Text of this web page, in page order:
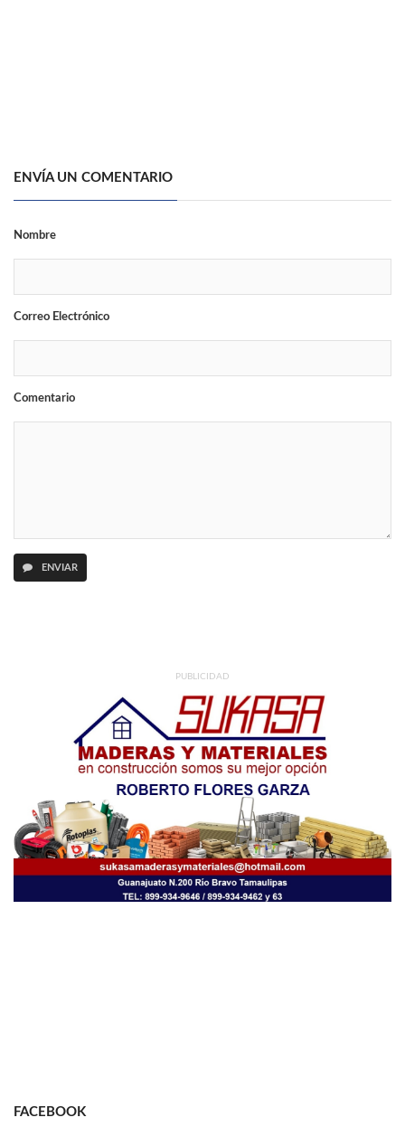
ENVÍA UN COMENTARIO
Nombre
Correo Electrónico
Comentario
ENVIAR
PUBLICIDAD
FACEBOOK